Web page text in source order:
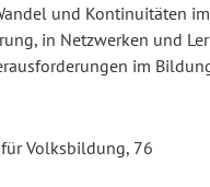
und Kontinuitäten
in Netzwerken und
im
Volksbildung, 76